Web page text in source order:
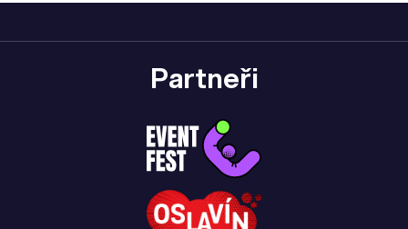
Partneři